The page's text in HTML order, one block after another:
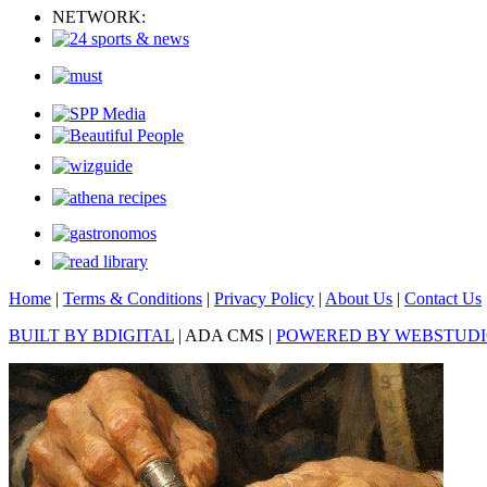
NETWORK:
Home | Terms & Conditions | Privacy Policy | About Us | Contact Us
BUILT BY BDIGITAL | ADA CMS | POWERED BY